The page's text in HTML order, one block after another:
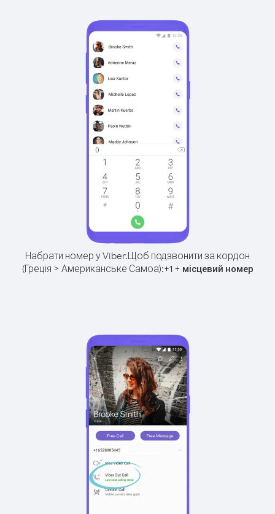
Набрати номер у Viber.Щоб подзвонити за кордон
(Греція > Американське Самоа):+1+ місцевий номер